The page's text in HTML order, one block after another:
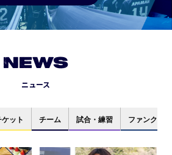
NEWS
ニュース
ケット チーム 試合・練習 ファンクラブ